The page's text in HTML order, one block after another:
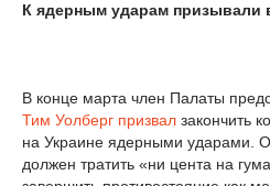
К ядерным ударам
В конце марта член Палаты
Тим Уолберг призвал закончить
на Украине ядерными ударами.
должен тратить «ни цента на